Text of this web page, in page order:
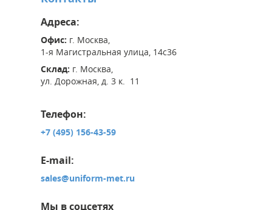
Адреса:
Офис: г. Москва,
1-я Магистральная улица, 14с36
Склад: г. Москва,
ул. Дорожная, д. 3 к. 11
Телефон:
+7 (495) 156-43-59
E-mail:
sales@uniform-met.ru
Мы в соцсетях